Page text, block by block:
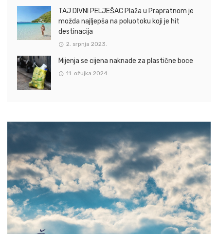
TAJ DIVNI PELJEŠAC Plaža u Prapratnom je
možda najljepša na poluotoku koji je hit
destinacija
2. srpnja 2023.
Mijenja se cijena naknade za plastične boce
11. ožujka 2024.